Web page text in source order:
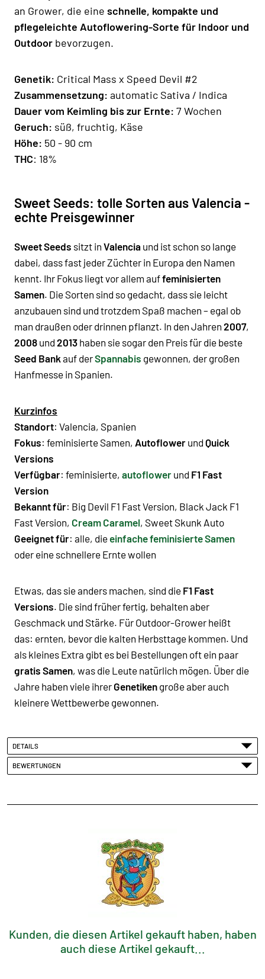
an Grower, die eine schnelle, kompakte und
pflegeleichte Autoflowering-Sorte für Indoor und
Outdoor bevorzugen.
Genetik: Critical Mass x Speed Devil #2
Zusammensetzung: automatic Sativa / Indica
Dauer vom Keimling bis zur Ernte: 7 Wochen
Geruch: süß, fruchtig, Käse
Höhe: 50 - 90 cm
THC: 18%
Sweet Seeds: tolle Sorten aus Valencia -
echte Preisgewinner
Sweet Seeds sitzt in Valencia und ist schon so lange
dabei, dass fast jeder Züchter in Europa den Namen
kennt. Ihr Fokus liegt vor allem auffeminisierten
Samen. Die Sorten sind so gedacht, dass sie leicht
anzubauen sind und trotzdem Spaß machen – egal ob
man draußen oder drinnen pflanzt. In den Jahren 2007,
2008 und 2013 haben sie sogar den Preis für die beste
Seed Bank auf derSpannabis gewonnen, der großen
Hanfmesse in Spanien.
Kurzinfos
Standort: Valencia, Spanien
Fokus: feminisierte Samen, Autoflower und Quick
Versions
Verfügbar: feminisierte, autoflower und F1 Fast
Version
Bekannt für: Big Devil F1 Fast Version, Black Jack F1
Fast Version, Cream Caramel, Sweet Skunk Auto
Geeignet für: alle, dieeinfache feminisierte Samen
oder eine schnellere Ernte wollen
Etwas, das sie anders machen, sind die F1 Fast
Versions. Die sind früher fertig, behalten aber
Geschmack und Stärke. Für Outdoor-Grower heißt
das: ernten, bevor die kalten Herbsttage kommen. Und
als kleines Extra gibt es bei Bestellungen oft ein paar
gratis Samen, was die Leute natürlich mögen. Über die
Jahre haben viele ihrer Genetiken große aber auch
kleinere Wettbewerbe gewonnen.
DETAILS
BEWERTUNGEN
Kunden, die diesen Artikel gekauft haben, haben
auch diese Artikel gekauft...